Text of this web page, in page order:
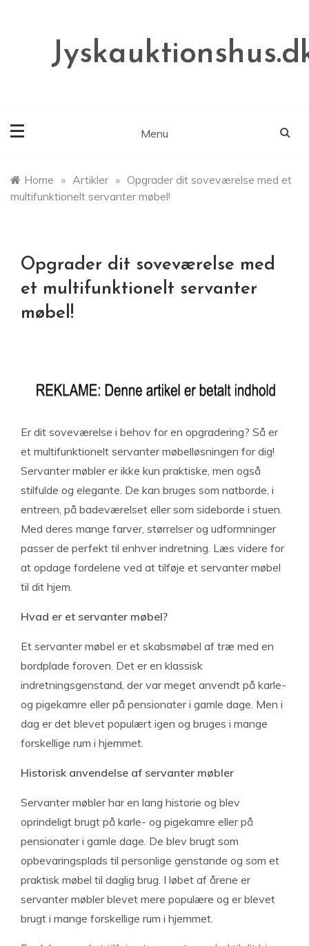
Menu
Home » Artikler » Opgrader dit soveværelse med et
multifunktionelt servanter møbel!
Opgrader dit soveværelse med
et multifunktionelt servanter
møbel!
Er dit soveværelse i behov for en opgradering? Så er
et multifunktionelt servanter møbelløsningen for dig!
Servanter møbler er ikke kun praktiske, men også
stilfulde og elegante. De kan bruges som natborde, i
entreen, på badeværelset eller som sideborde i stuen.
Med deres mange farver, størrelser og udformninger
passer de perfekt til enhver indretning. Læs videre for
at opdage fordelene ved at tilføje et servanter møbel
til dit hjem.
Hvad er et servanter møbel?
Et servanter møbel er et skabsmøbel af træ med en
bordplade foroven. Det er en klassisk
indretningsgenstand, der var meget anvendt på karle-
og pigekamre eller på pensionater i gamle dage. Men i
dag er det blevet populært igen og bruges i mange
forskellige rum i hjemmet.
Historisk anvendelse af servanter møbler
Servanter møbler har en lang historie og blev
oprindeligt brugt på karle- og pigekamre eller på
pensionater i gamle dage. De blev brugt som
opbevaringsplads til personlige genstande og som et
praktisk møbel til daglig brug. I løbet af årene er
servanter møbler blevet mere populære og er blevet
brugt i mange forskellige rum i hjemmet.